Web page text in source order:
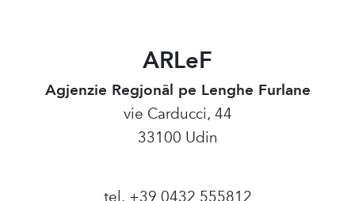
ARLeF
Agjenzie Regjonâl pe Lenghe Furlane
vie Carducci, 44
33100 Udin